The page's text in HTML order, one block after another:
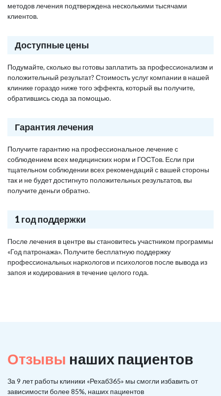
методов лечения подтверждена несколькими тысячами
клиентов.
Доступные цены
Подумайте, сколько вы готовы заплатить за профессионализм и
положительный результат? Стоимость услуг компании в нашей
клинике гораздо ниже того эффекта, который вы получите,
обратившись сюда за помощью.
Гарантия лечения
Получите гарантию на профессиональное лечение с
соблюдением всех медицинских норм и ГОСТов. Если при
тщательном соблюдении всех рекомендаций с вашей стороны
так и не будет достигнуто положительных результатов, вы
получите деньги обратно.
1 год поддержки
После лечения в центре вы становитесь участником программы
«Год патронажа». Получите бесплатную поддержку
профессиональных наркологов и психологов после вывода из
запоя и кодирования в течение целого года.
Отзывы наших пациентов
За 9 лет работы клиники «Рехаб365» мы смогли избавить от
зависимости более 85%, наших пациентов